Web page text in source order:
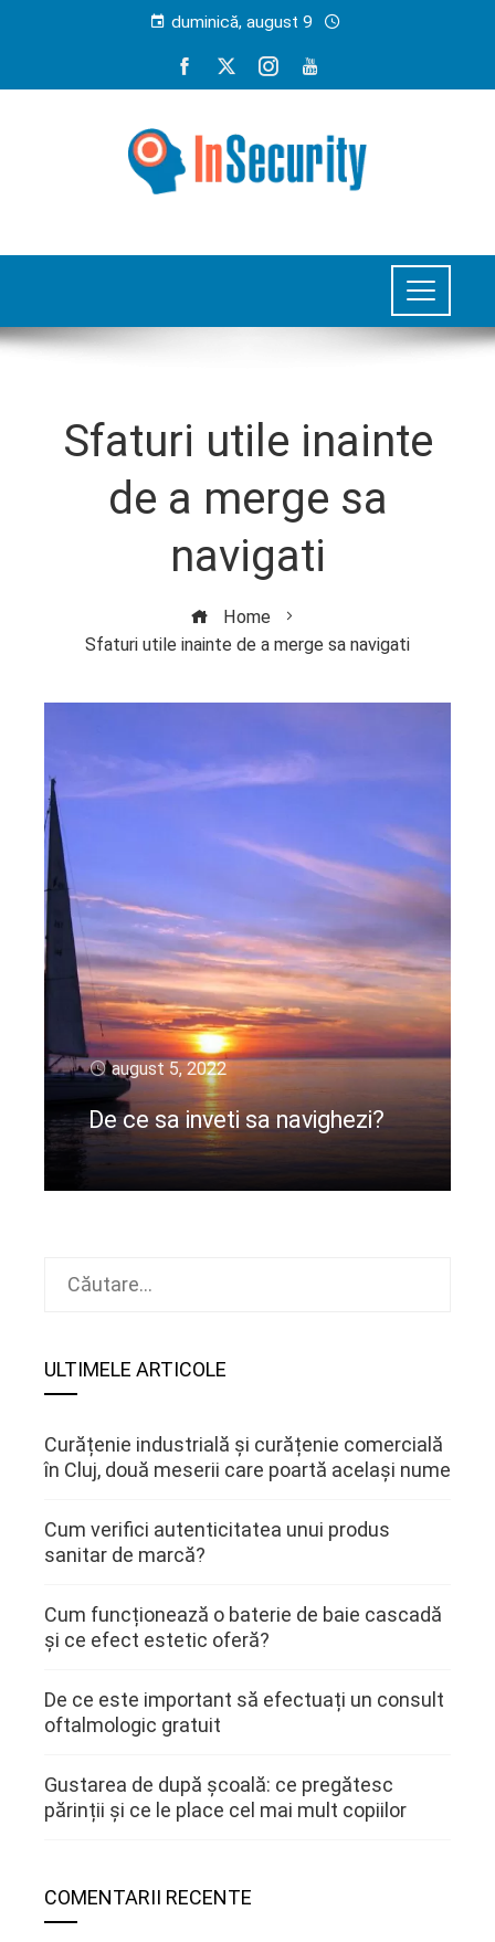
duminică, august 9
Sfaturi utile inainte
de a merge sa
navigati
Home
Sfaturi utile inainte de a merge sa navigati
august 5, 2022
De ce sa inveti sa navighezi?
CIteste mai departe
Caută
ULTIMELE ARTICOLE
Curățenie industrială și curățenie comercială
în Cluj, două meserii care poartă același nume
Cum verifici autenticitatea unui produs
sanitar de marcă?
Cum funcționează o baterie de baie cascadă
și ce efect estetic oferă?
De ce este important să efectuați un consult
oftalmologic gratuit
Gustarea de după școală: ce pregătesc
părinții și ce le place cel mai mult copiilor
COMENTARII RECENTE